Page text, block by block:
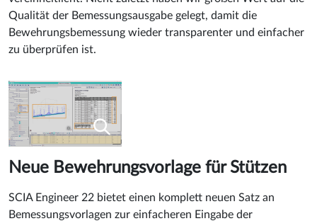
Qualität der Bemessungsausgabe gelegt, damit die
Bewehrungsbemessung wieder transparenter und einfacher
zu überprüfen ist.
Neue Bewehrungsvorlage für Stützen
SCIA Engineer 22 bietet einen komplett neuen Satz an
Bemessungsvorlagen zur einfacheren Eingabe der